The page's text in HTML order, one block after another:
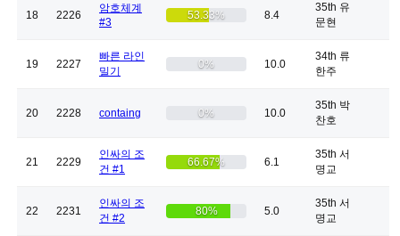
18 2226
암호체계
#3
53.33% 8.4
35th 유
문현
19 2227
빠른 라인
밀기
0% 10.0
34th 류
한주
20 2228 containg 0% 10.0
35th 박
찬호
21 2229
인싸의 조
건 #1
66.67% 6.1
35th 서
명교
22 2231
인싸의 조
건 #2
80% 5.0
35th 서
명교